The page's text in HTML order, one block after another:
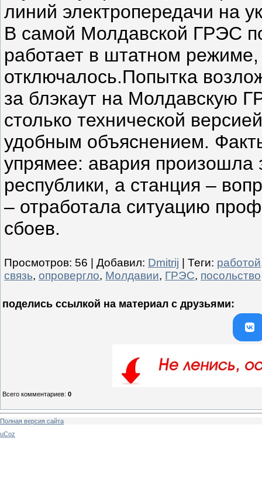
линий электропередачи на
В самой Молдавской ГРЭС
работает в штатном
отключалось.Попытка
за блэкаут на Молдавскую
столько технической
удобным объяснением.
упрямее: авария произошла
республики, а станция –
– отработала ситуацию
сбоев.
Просмотров: 56 Добавил: Dmitrij Теги: работой
связь, опровергло, Молдавии, ГРЭС, посольство
поделись ссылкой на материал c друзьями:
Всего комментариев: 0
Полная версия сайта
uCoz